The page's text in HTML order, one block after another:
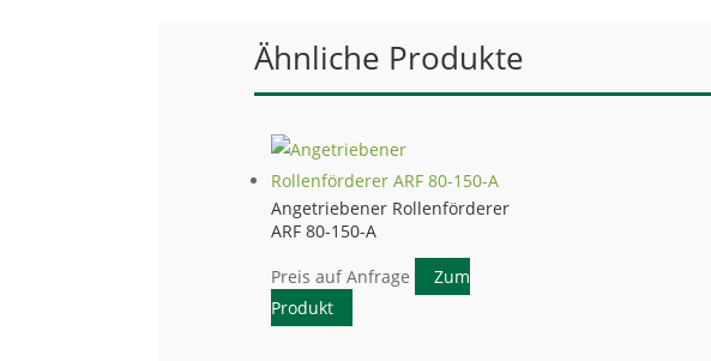
Ähnliche Produkte
Angetriebener Rollenförderer
ARF 80-150-A
Preis auf Anfrage
Zum
Produkt